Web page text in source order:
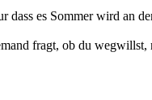
dass es Sommer wird an
fragt, ob du wegwillst,